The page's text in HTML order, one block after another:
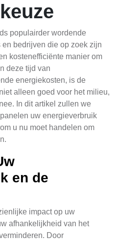
populairder wordende
bedrijven die op zoek zijn
kostenefficiënte manier om
deze tijd van
energiekosten, is de
alleen goed voor het milieu,
In dit artikel zullen we
uw energieverbruik
u nu moet handelen om
en de
impact op uw
afhankelijkheid van het
Door